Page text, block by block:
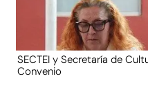
SECTEI y Secretaría de
Convenio